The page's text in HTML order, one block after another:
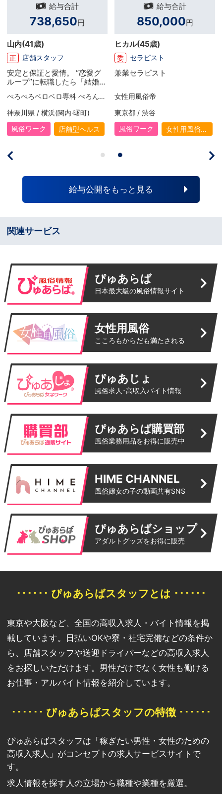
給与合計
738,650円
山内(41歳)
正 店舗スタッフ
安定と保証と愛情。 “恋愛グ
ループ”に転職したら「結婚で
きました（笑）」
ぺろぺろベロベロ専科 ぺろんちょ
神奈川県 / 横浜(関内·曙町)
風俗ワーク
店舗型ヘルス
給与合計
850,000円
ヒカル(45歳)
委 セラピスト
兼業セラピスト
女性用風俗帝
東京都 / 渋谷
風俗ワーク
女性用風俗
給与公開をもっと見る
関連サービス
ぴゅあらば
日本最大級の風俗情報サイト
女性用風俗
こころもからだも満たされる
ぴゅあじょ
風俗求人･高収入バイト情報
ぴゅあらば購買部
風俗業務用品をお得に販売中
HIME CHANNEL
風俗嬢女の子の動画共有SNS
ぴゅあらばショップ
アダルトグッズをお得に販売
･･････ ぴゅあらばスタッフとは ･･････
東京や大阪など、全国の高収入求人・バイト情報を掲
載しています。日払いOKや寮・社宅完備などの条件か
ら、店舗スタッフや送迎ドライバーなどの高収入求人
をお探しいただけます。男性だけでなく女性も働ける
お仕事・アルバイト情報を紹介しています。
･･････ ぴゅあらばスタッフの特徴 ･･････
ぴゅあらばスタッフは「稼ぎたい男性・女性のための
高収入求人」がコンセプトの求人サービスサイトで
す。
求人情報を探す人の立場から職種や業種を厳選。